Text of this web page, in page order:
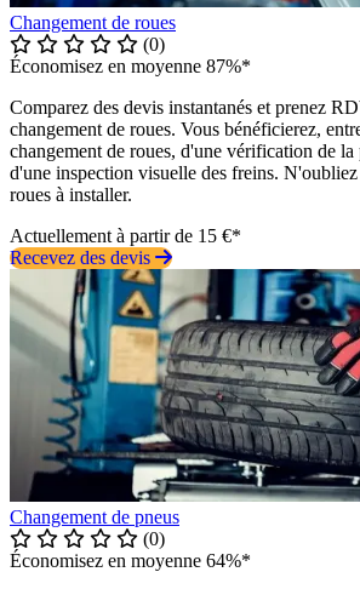
Changement de roues
(0)
Économisez en moyenne 87%*
Comparez des devis instantanés et prenez
changement de roues. Vous bénéficierez,
changement de roues, d'une vérification de la
d'une inspection visuelle des freins.
roues à installer.
Actuellement à partir de 15 €*
Recevez des devis
Changement de pneus
(0)
Économisez en moyenne 64%*